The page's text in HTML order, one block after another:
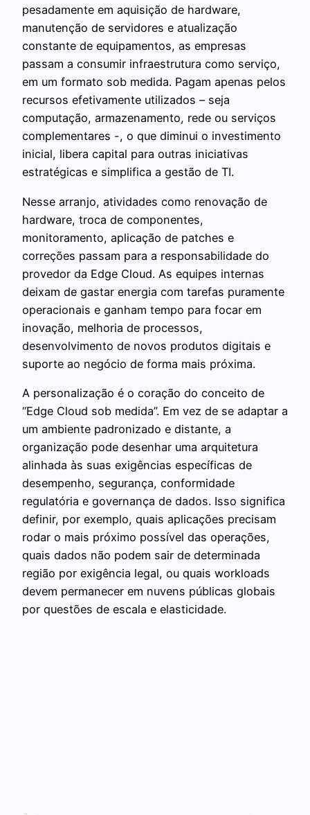
pesadamente em aquisição de hardware,
manutenção de servidores e atualização
constante de equipamentos, as empresas
passam a consumir infraestrutura como serviço,
em um formato sob medida. Pagam apenas pelos
recursos efetivamente utilizados – seja
computação, armazenamento, rede ou serviços
complementares -, o que diminui o investimento
inicial, libera capital para outras iniciativas
estratégicas e simplifica a gestão de TI.
Nesse arranjo, atividades como renovação de
hardware, troca de componentes,
monitoramento, aplicação de patches e
correções passam para a responsabilidade do
provedor da Edge Cloud. As equipes internas
deixam de gastar energia com tarefas puramente
operacionais e ganham tempo para focar em
inovação, melhoria de processos,
desenvolvimento de novos produtos digitais e
suporte ao negócio de forma mais próxima.
A personalização é o coração do conceito de
“Edge Cloud sob medida”. Em vez de se adaptar a
um ambiente padronizado e distante, a
organização pode desenhar uma arquitetura
alinhada às suas exigências específicas de
desempenho, segurança, conformidade
regulatória e governança de dados. Isso significa
definir, por exemplo, quais aplicações precisam
rodar o mais próximo possível das operações,
quais dados não podem sair de determinada
região por exigência legal, ou quais workloads
devem permanecer em nuvens públicas globais
por questões de escala e elasticidade.